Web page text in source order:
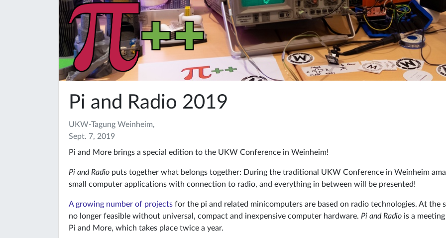
Pi and Radio 2019
UKW-Tagung Weinheim,
Sept. 7, 2019
Pi and More brings a special edition to the UKW Conference in Weinheim!
Pi and Radio puts together what belongs together: During the traditional UKW Conference in Weinheim
small computer applications with connection to radio, and everything in between will be presented!
A growing number of projects for the pi and related minicomputers are based on radio technologies. At the
no longer feasible without universal, compact and inexpensive computer hardware. Pi and Radio is a
Pi and More, which takes place twice a year.